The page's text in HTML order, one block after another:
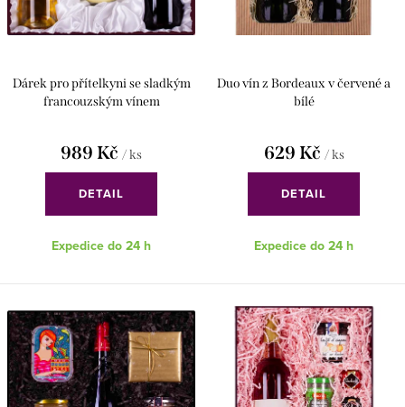
k
ů
u
t
Dárek pro přítelkyni se sladkým
francouzským vínem
989 Kč / ks
DETAIL
Expedice do 24 h
Duo vín z Bordeaux v červené a
bílé
629 Kč / ks
DETAIL
Expedice do 24 h